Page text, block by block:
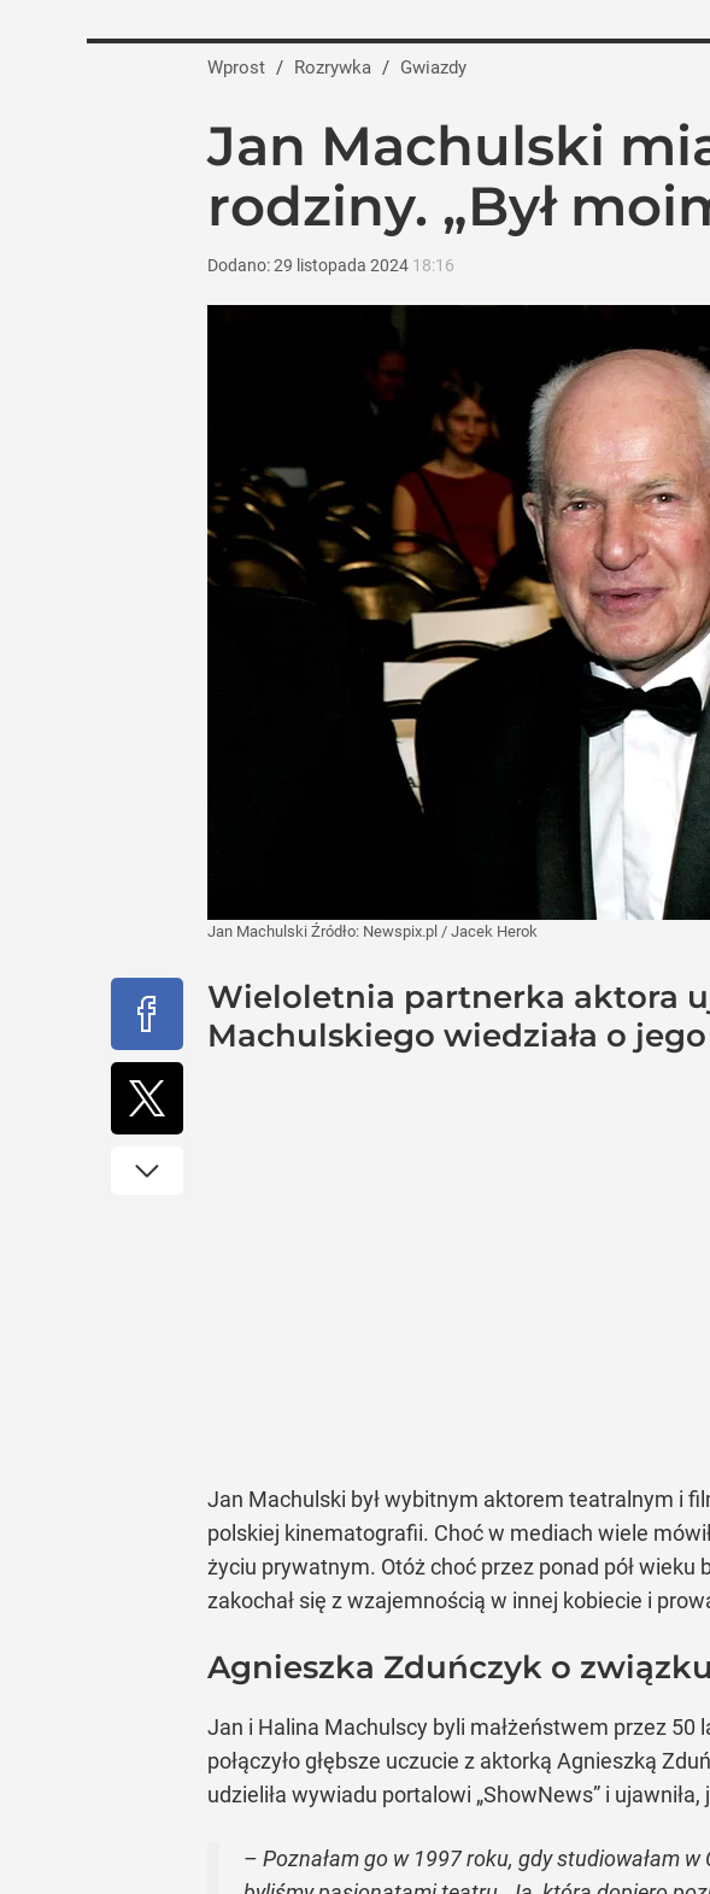
Wprost / Rozrywka / Gwiazdy
Jan Machulski
rodziny. „Był
Dodano:29 listopada 2024 18:16
Jan Machulski Źródło: Newspix.pl / Jacek Herok
Wieloletnia partnerka aktora
Machulskiego wiedziała o
Jan Machulski był wybitnym aktorem teatralnym i
polskiej kinematografii. Choć w mediach wiele
życiu prywatnym. Otóż choć przez ponad pół wieku
zakochał się z wzajemnością w innej kobiecie i
Agnieszka Zduńczyk o
Jan i Halina Machulscy byli małżeństwem przez 50
połączyło głębsze uczucie z aktorką Agnieszką
udzieliła wywiadu portalowi „ShowNews” i ujawniła,
– Poznałam go w 1997 roku, gdy studiowałam